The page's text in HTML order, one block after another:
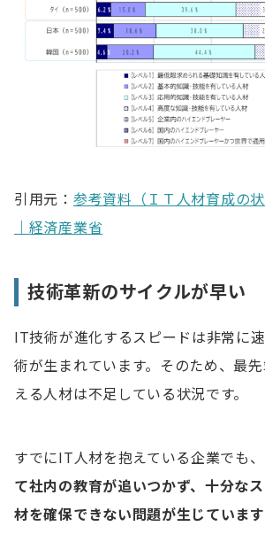
引用元： 参考資料（ＩＴ人材育成の状
｜経済産業省
技術革新のサイクルが早い
IT技術が進化するスピードは非常に
術が生まれています。そのため、最
える人材は不足している状況です。
すでにIT人材を抱えている企業でも、
て社内の教育が追いつかず、十分な
材を確保できない問題が生じています